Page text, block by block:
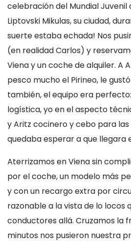
celebración del Mundial Juvenil
Liptovski Mikulas, su ciudad,
suerte estaba echada! Nos
(en realidad Carlos) y
Viena y un coche de alquiler. A
pesco mucho el Pirineo, le
también, el equipo era
logística, yo en el aspecto
y Aritz cocinero y cebo para las
quedaba esperar a que llegara
Aterrizamos en Viena sin
por el coche, un modelo más
y con un recargo extra por
razonable a la vista de lo locos
conductores allá. Cruzamos la
minutos nos pusieron nuestra